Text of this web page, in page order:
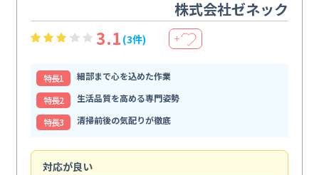
株式会社ゼネック
3.1 (3件) ＋
特⻑1
細部まで心を込めた作業
特⻑2
生活品質を高める専門姿勢
特⻑3
清掃前後の気配りが徹底
対応が良い